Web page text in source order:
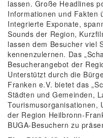
lassen. Große Headlines
Informationen und Fakten
Integrierte Exponate,
Sounds der Region,
lassen dem Besucher viel
kennenzulernen. Das
Besucherangebot der
Unterstützt durch die
Franken e.V. bietet das
Städten und Gemeinden,
Tourismusorganisationen,
der Region Heilbronn-
BUGA-Besuchern zu